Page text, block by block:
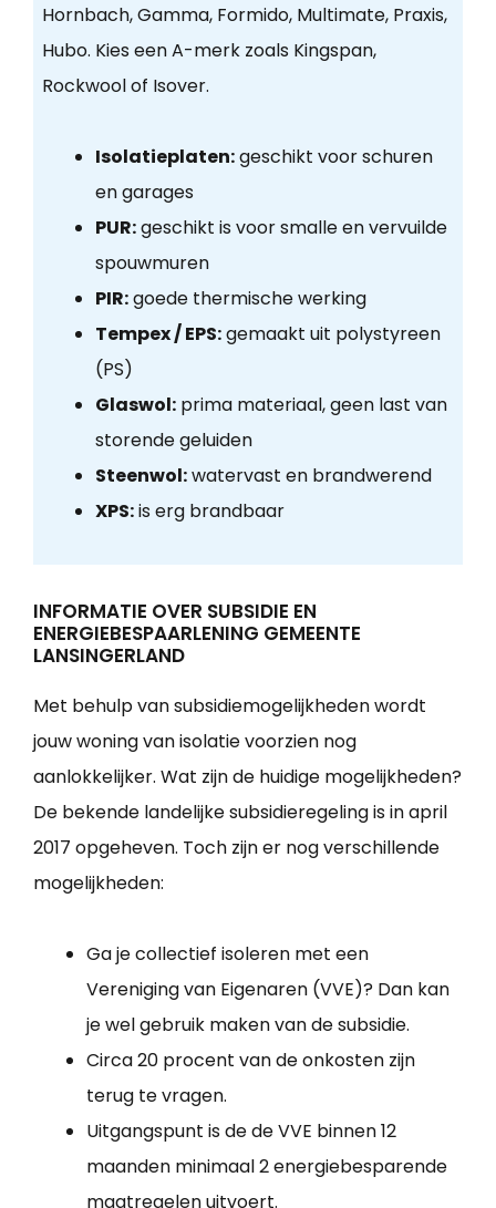
Hornbach, Gamma, Formido, Multimate, Praxis,
Hubo. Kies een A-merk zoals Kingspan,
Rockwool of Isover.
Isolatieplaten:geschikt voor schuren
en garages
PUR:geschikt is voor smalle en vervuilde
spouwmuren
PIR:goede thermische werking
Tempex / EPS:gemaakt uit polystyreen
(PS)
Glaswol:prima materiaal, geen last van
storende geluiden
Steenwol:watervast en brandwerend
XPS:is erg brandbaar
INFORMATIE OVER SUBSIDIE EN
ENERGIEBESPAARLENING GEMEENTE
LANSINGERLAND
Met behulp van subsidiemogelijkheden wordt
jouw woning van isolatie voorzien nog
aanlokkelijker. Wat zijn de huidige mogelijkheden?
De bekende landelijke subsidieregeling is in april
2017 opgeheven. Toch zijn er nog verschillende
mogelijkheden:
Ga je collectief isoleren met een
Vereniging van Eigenaren (VVE)? Dan kan
je wel gebruik maken van de subsidie.
Circa 20 procent van de onkosten zijn
terug te vragen.
Uitgangspunt is de de VVE binnen 12
maanden minimaal 2 energiebesparende
maatregelen uitvoert.